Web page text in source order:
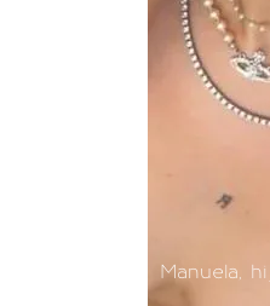
Manuela,